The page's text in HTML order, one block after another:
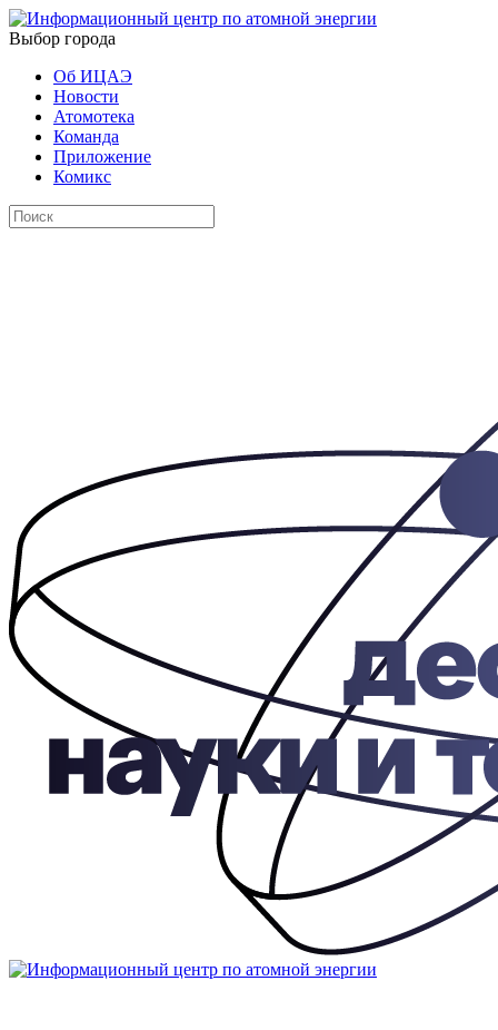
Выбор города
Об ИЦАЭ
Новости
Атомотека
Команда
Приложение
Комикс